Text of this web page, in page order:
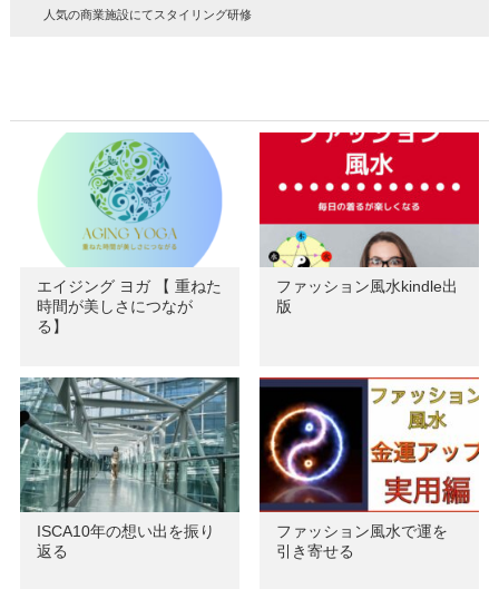
人気の商業施設にてスタイリング研修
エイジング ヨガ 【 重ねた
時間が美しさにつなが
る】
ファッション風水kindle出
版
ISCA10年の想い出を振り
返る
ファッション風水で運を
引き寄せる